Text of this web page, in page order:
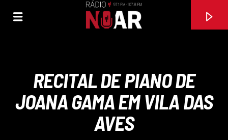
RECITAL DE PIANO DE
JOANA GAMA EM VILA DAS
AVES